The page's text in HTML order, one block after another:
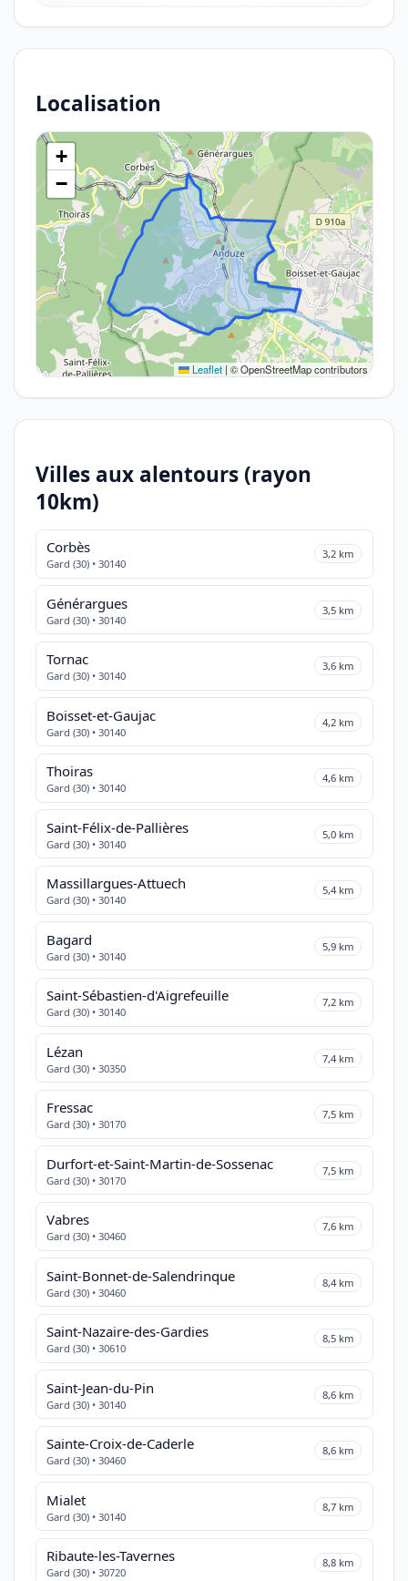
Localisation
+
−
Leaflet | © OpenStreetMap contributors
Villes aux alentours (rayon
10km)
Corbès
Gard (30) • 30140
3,2 km
Générargues
Gard (30) • 30140
3,5 km
Tornac
Gard (30) • 30140
3,6 km
Boisset-et-Gaujac
Gard (30) • 30140
4,2 km
Thoiras
Gard (30) • 30140
4,6 km
Saint-Félix-de-Pallières
Gard (30) • 30140
5,0 km
Massillargues-Attuech
Gard (30) • 30140
5,4 km
Bagard
Gard (30) • 30140
5,9 km
Saint-Sébastien-d'Aigrefeuille
Gard (30) • 30140
7,2 km
Lézan
Gard (30) • 30350
7,4 km
Fressac
Gard (30) • 30170
7,5 km
Durfort-et-Saint-Martin-de-Sossenac
Gard (30) • 30170
7,5 km
Vabres
Gard (30) • 30460
7,6 km
Saint-Bonnet-de-Salendrinque
Gard (30) • 30460
8,4 km
Saint-Nazaire-des-Gardies
Gard (30) • 30610
8,5 km
Saint-Jean-du-Pin
Gard (30) • 30140
8,6 km
Sainte-Croix-de-Caderle
Gard (30) • 30460
8,6 km
Mialet
Gard (30) • 30140
8,7 km
Ribaute-les-Tavernes
Gard (30) • 30720
8,8 km